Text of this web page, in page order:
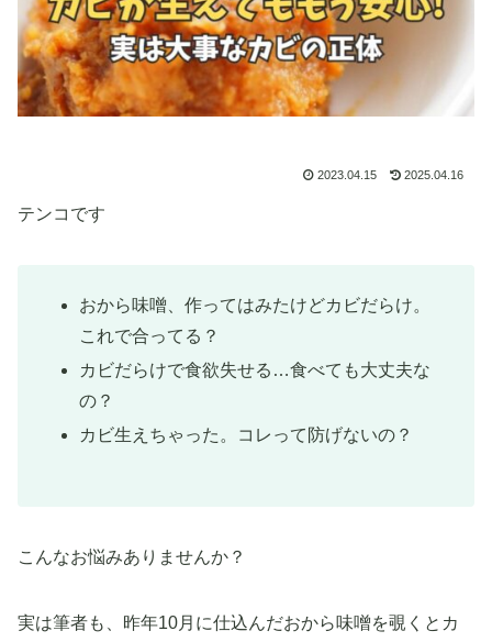
2023.04.15 2025.04.16
テンコです
おから味噌、作ってはみたけどカビだらけ。
これで合ってる？
カビだらけで食欲失せる…食べても大丈夫な
の？
カビ生えちゃった。コレって防げないの？
こんなお悩みありませんか？
実は筆者も、昨年10月に仕込んだおから味噌を覗くとカ